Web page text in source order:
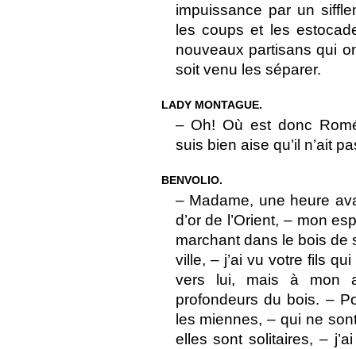
impuissance par un
les coups et les
nouveaux partisans qui
soit venu les séparer.
LADY MONTAGUE.
– Oh! Où est donc
suis bien aise qu’il n’ait
BENVOLIO.
– Madame, une heure
d’or de l’Orient, – mon
marchant dans le bois de
ville, – j’ai vu votre fils
vers lui, mais à mon
profondeurs du bois. –
les miennes, – qui ne
elles sont solitaires, –